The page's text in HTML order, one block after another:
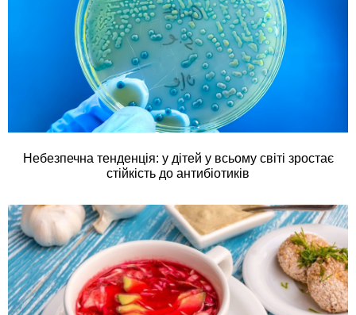
Небезпечна тенденція: у дітей у всьому світі зростає
стійкість до антибіотиків